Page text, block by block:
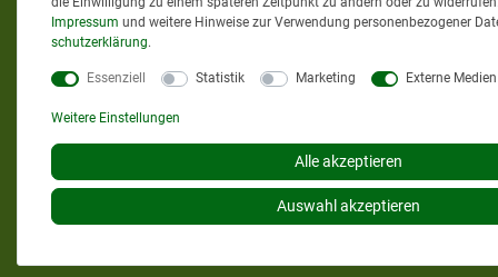
von Kundenbewertungen
AGRAR-PROFI24.DE
Impressum und weitere Hinweise zur Verwendung personenbezogener
schutz­erklärung.
Essenziell Statistik Marketing Externe Medien
Weitere Einstellungen
Alle akzeptieren
Auswahl akzeptieren